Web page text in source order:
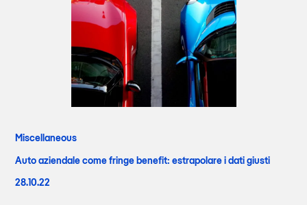
Miscellaneous
Auto aziendale come fringe benefit: estrapolare i dati giusti
28.10.22